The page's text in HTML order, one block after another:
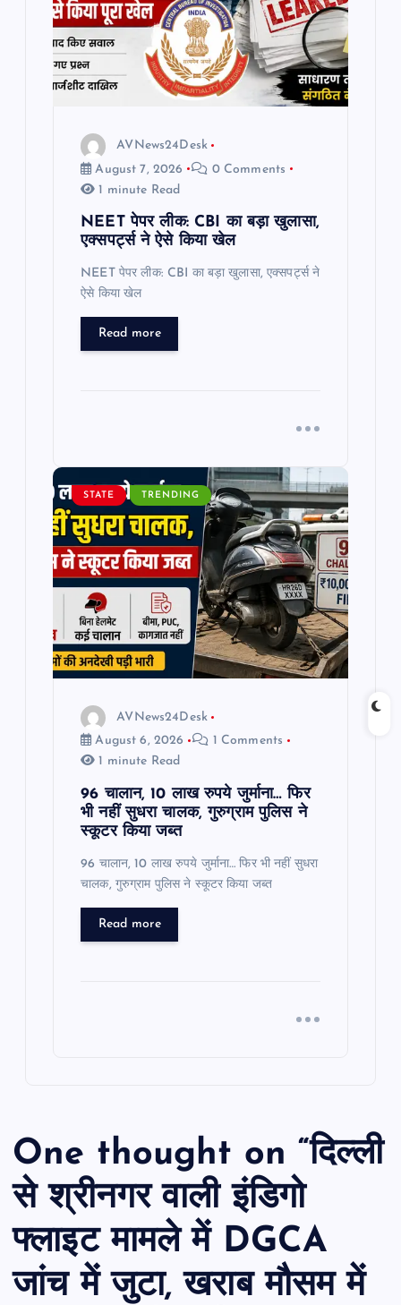
AVNews24Desk
August 7, 2026
0 Comments
1 minute Read
NEET पेपर लीक: CBI का बड़ा खुलासा,
एक्सपर्ट्स ने ऐसे किया खेल
NEET पेपर लीक: CBI का बड़ा खुलासा, एक्सपर्ट्स ने
ऐसे किया खेल
Read more
STATE TRENDING
AVNews24Desk
August 6, 2026
1 Comments
1 minute Read
96 चालान, 10 लाख रुपये जुर्माना… फिर
भी नहीं सुधरा चालक, गुरुग्राम पुलिस ने
स्कूटर किया जब्त
96 चालान, 10 लाख रुपये जुर्माना… फिर भी नहीं सुधरा
चालक, गुरुग्राम पुलिस ने स्कूटर किया जब्त
Read more
One thought on “दिल्ली
से श्रीनगर वाली इंडिगो
फ्लाइट मामले में DGCA
जांच में जुटा, खराब मौसम में